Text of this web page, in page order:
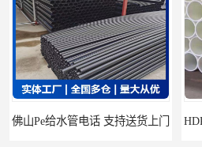
佛山Pe给水管电话 支持送货上门